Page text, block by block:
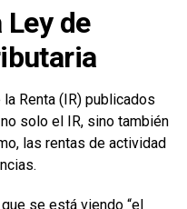
de
Renta (IR) publicados
solo el IR, sino también
las rentas de actividad
se está viendo “el